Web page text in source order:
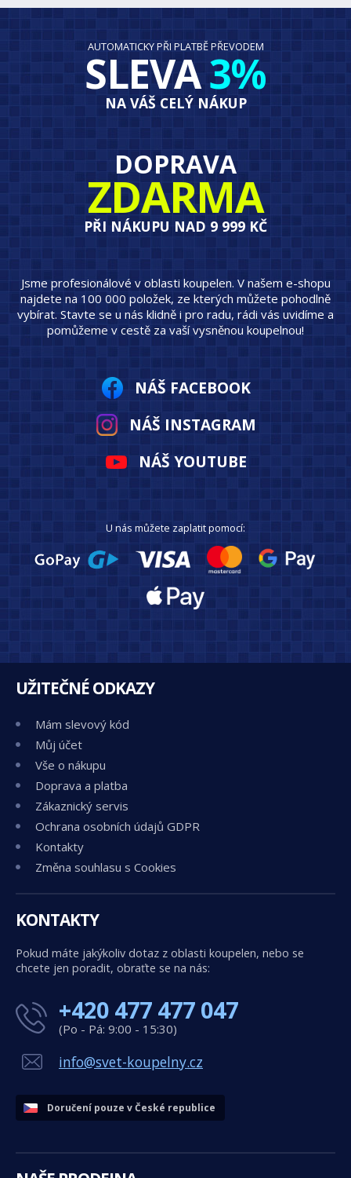
AUTOMATICKY PŘI PLATBĚ PŘEVODEM
SLEVA3%
NA VÁŠ CELÝ NÁKUP
DOPRAVA
ZDARMA
PŘI NÁKUPU NAD 9 999 KČ
Jsme profesionálové v oblasti koupelen. V našem e-shopu
najdete na 100 000 položek, ze kterých můžete pohodlně
vybírat. Stavte se u nás klidně i pro radu, rádi vás uvidíme a
pomůžeme v cestě za vaší vysněnou koupelnou!
NÁŠ FACEBOOK
NÁŠ INSTAGRAM
NÁŠ YOUTUBE
U nás můžete zaplatit pomocí:
UŽITEČNÉ ODKAZY
Mám slevový kód
Můj účet
Vše o nákupu
Doprava a platba
Zákaznický servis
Ochrana osobních údajů GDPR
Kontakty
Změna souhlasu s Cookies
KONTAKTY
Pokud máte jakýkoliv dotaz z oblasti koupelen, nebo se
chcete jen poradit, obraťte se na nás:
+420 477 477 047
(Po - Pá: 9:00 - 15:30)
info@svet-koupelny.cz
Doručení pouze v České republice